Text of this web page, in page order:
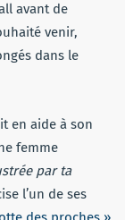
avant de
venir,
dans le
en aide à son
femme
par ta
l’un de ses